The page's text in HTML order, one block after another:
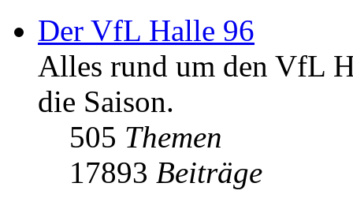
Der VfL Halle 96
Alles rund um den VfL
die Saison.
505 Themen
17893 Beiträge